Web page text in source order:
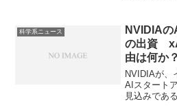
ができます
科学系ニュース
NVIDIA
の出資
由は何か？
NVIDIAが、
AIスタート
見込みであ